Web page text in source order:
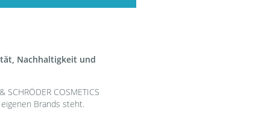
Nachhaltigkeit und
COSMETICS
Brands steht.